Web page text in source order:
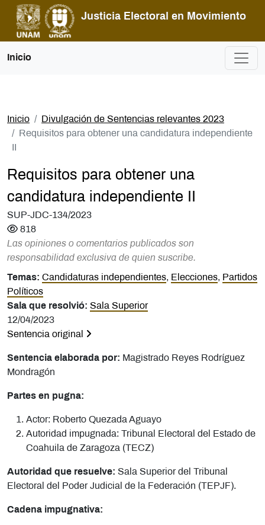
Justicia Electoral en Movimiento
Inicio
Inicio
Divulgación de Sentencias relevantes 2023
Requisitos para obtener una candidatura independiente
Requisitos para obtener una
candidatura independiente II
SUP-JDC-134/2023
818
Las opiniones o comentarios publicados son
responsabilidad exclusiva de quien suscribe.
Temas: Candidaturas independientes, Elecciones, Partidos
Políticos
Sala que resolvió: Sala Superior
12/04/2023
Sentencia original
Sentencia elaborada por: Magistrado Reyes Rodríguez
Mondragón
Partes en pugna:
Actor: Roberto Quezada Aguayo
Autoridad impugnada: Tribunal Electoral del Estado de
Coahuila de Zaragoza (TECZ)
Autoridad que resuelve: Sala Superior del Tribunal
Electoral del Poder Judicial de la Federación (TEPJF).
Cadena impugnativa: